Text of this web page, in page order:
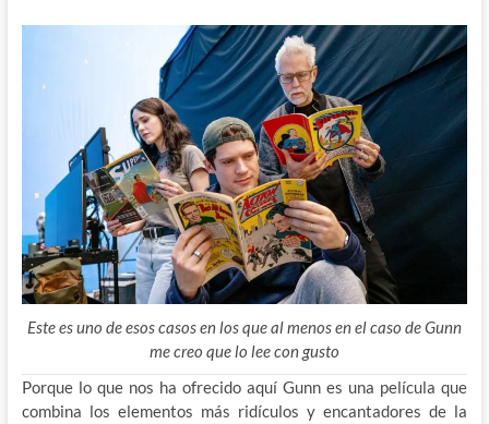
Este es uno de esos casos en los que al menos en el caso de Gunn
me creo que lo lee con gusto
Porque lo que nos ha ofrecido aquí Gunn es una película que
combina los elementos más ridículos y encantadores de la